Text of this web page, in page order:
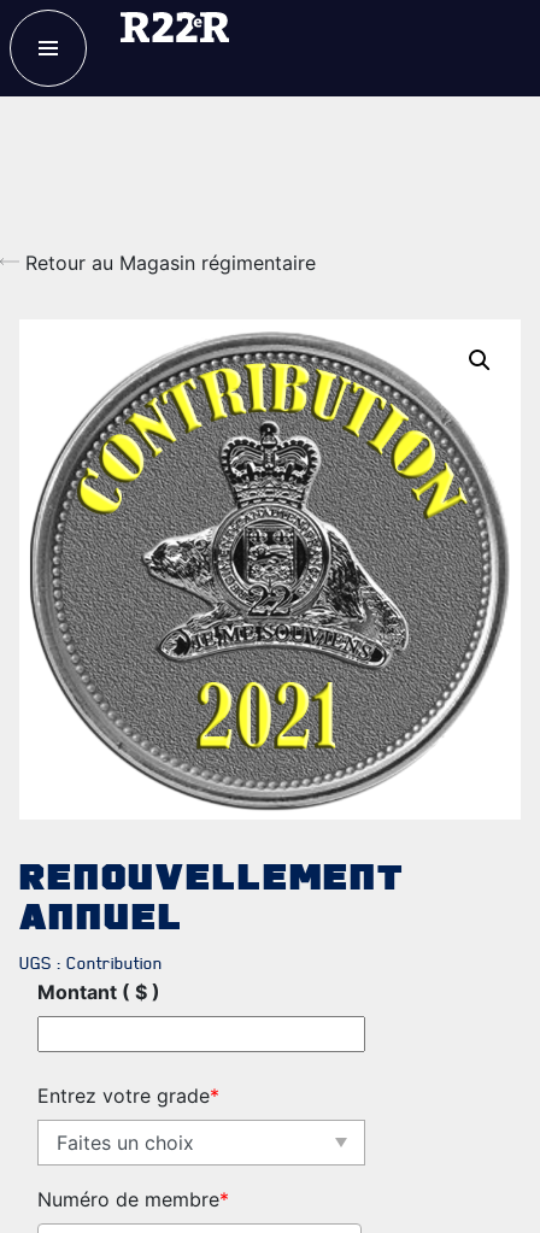
HISTOIRE
CRÉATION DU RÉGIMENT
HONNEURS DE BATAILLE
DISTINCTIONS HONORIFIQUES
PATRIMOINE
ANCIENS COMMANDANTS ET SERGENTS-MAJORS
TABLEAU DES ADJUDANTS-CHEFS EN POSTE
Retour au Magasin régimentaire
RENOUVELLEMENT
ANNUEL
UGS : Contribution
Montant ( $ )
Entrez votre grade*
Numéro de membre*